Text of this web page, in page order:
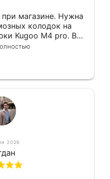
магазине. Нужна
колодок на
Kugoo M4 pro. Всё
и в максимально
обратился в этот
2026